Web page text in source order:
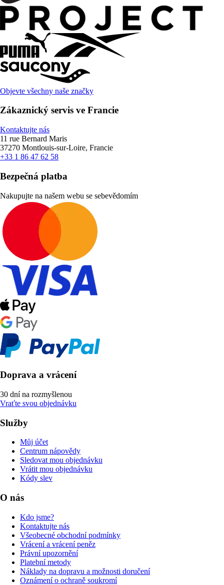
Objevte všechny naše značky
Zákaznický servis ve Francie
Kontaktujte nás
11 rue Bernard Maris
37270 Montlouis-sur-Loire, Francie
+33 1 86 47 62 58
Bezpečná platba
Nakupujte na našem webu se sebevědomím
Doprava a vrácení
30 dní na rozmyšlenou
Vraťte svou objednávku
Služby
Můj účet
Centrum nápovědy
Sledovat mou objednávku
Vrátit mou objednávku
Kódy slev
O nás
Kdo jsme?
Kontaktujte nás
Všeobecné obchodní podmínky
Vrácení a vrácení peněz
Právní upozornění
Platební metody
Náklady na dopravu a možnosti doručení
Oznámení o ochraně soukromí